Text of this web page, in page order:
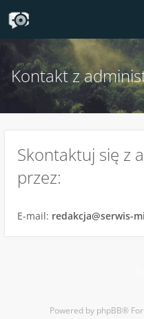
Kontakt z
Skontaktuj się z
przez:
E-mail: redakcja@serwis-
Powered by phpBB®